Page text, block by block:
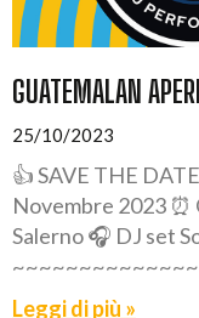
GUATEMALAN
25/10/2023
👍 SAVE THE
Novembre 2023 ⏰
Salerno 🎧 DJ set
Leggi di più »